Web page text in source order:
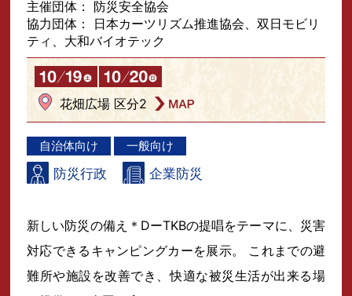
主催団体： 防災安全協会
協力団体： 日本カーツリズム推進協会、双日モビリ
ティ、大和バイオテック
花畑広場 区分2
自治体向け 一般向け
防災行政 企業防災
新しい防災の備え＊DーTKBの提唱をテーマに、災害
対応できるキャンピングカーを展示。 これまでの避
難所や施設を改善でき、快適な被災生活が出来る場